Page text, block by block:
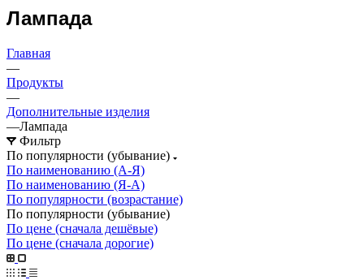
Лампада
Главная
—
Продукты
—
Дополнительные изделия
—Лампада
Фильтр
По популярности (убывание)
По наименованию (А-Я)
По наименованию (Я-А)
По популярности (возрастание)
По популярности (убывание)
По цене (сначала дешёвые)
По цене (сначала дорогие)